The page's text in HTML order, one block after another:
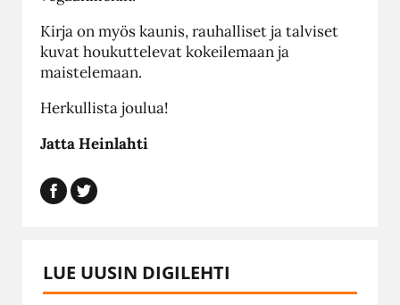
Kirja on myös kaunis, rauhalliset ja talviset
kuvat houkuttelevat kokeilemaan ja
maistelemaan.
Herkullista joulua!
Jatta Heinlahti
LUE UUSIN DIGILEHTI